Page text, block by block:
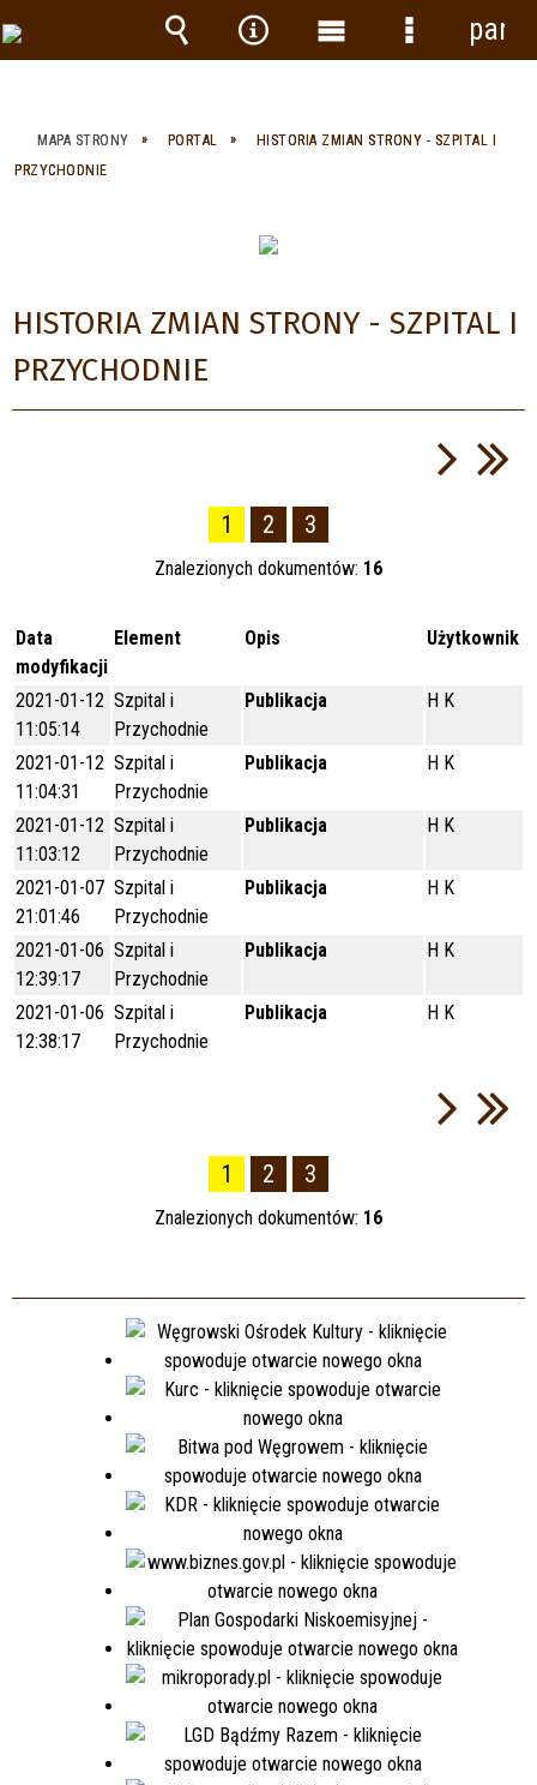
MAPA STRONY PORTAL
HISTORIA ZMIAN STRONY - SZPITAL I
PRZYCHODNIE
HISTORIA ZMIAN STRONY - SZPITAL I
PRZYCHODNIE
1 2 3
Znalezionych dokumentów: 16
Data
modyfikacji
Element Opis Użytkownik
2021-01-12
11:05:14
Szpital i
Przychodnie
Publikacja H K
2021-01-12
11:04:31
Szpital i
Przychodnie
Publikacja H K
2021-01-12
11:03:12
Szpital i
Przychodnie
Publikacja H K
2021-01-07
21:01:46
Szpital i
Przychodnie
Publikacja H K
2021-01-06
12:39:17
Szpital i
Przychodnie
Publikacja H K
2021-01-06
12:38:17
Szpital i
Przychodnie
Publikacja H K
1 2 3
Znalezionych dokumentów: 16
Wyszukiwarka
Narzędzia
Menu Menu
panel